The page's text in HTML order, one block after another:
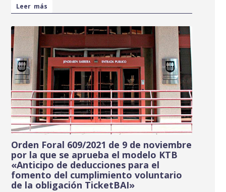
Leer más
Orden Foral 609/2021 de 9 de noviembre
por la que se aprueba el modelo KTB
«Anticipo de deducciones para el
fomento del cumplimiento voluntario
de la obligación TicketBAI»